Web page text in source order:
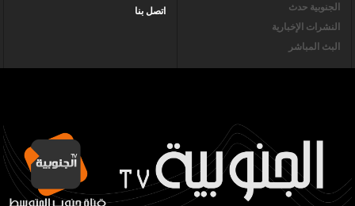
الجنوبية حدث
النشرات الإخبارية
البث المباشر
اتصل بنا